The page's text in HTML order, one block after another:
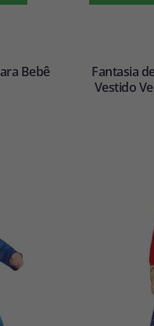
Bebê
Fantasia
Vestido